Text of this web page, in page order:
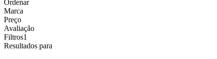
Ordenar
Marca
Preço
Avaliação
Filtros1
Resultados para